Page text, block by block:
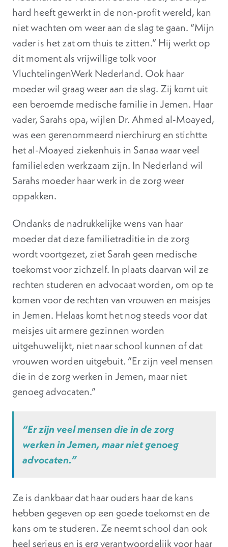
hard heeft gewerkt in de non-profit wereld, kan
niet wachten om weer aan de slag te gaan. “Mijn
vader is het zat om thuis te zitten.” Hij werkt op
dit moment als vrijwillige tolk voor
VluchtelingenWerk Nederland. Ook haar
moeder wil graag weer aan de slag. Zij komt uit
een beroemde medische familie in Jemen. Haar
vader, Sarahs opa, wijlen Dr. Ahmed al-Moayed,
was een gerenommeerd nierchirurg en stichtte
het al-Moayed ziekenhuis in Sanaa waar veel
familieleden werkzaam zijn. In Nederland wil
Sarahs moeder haar werk in de zorg weer
oppakken.
Ondanks de nadrukkelijke wens van haar
moeder dat deze familietraditie in de zorg
wordt voortgezet, ziet Sarah geen medische
toekomst voor zichzelf. In plaats daarvan wil ze
rechten studeren en advocaat worden, om op te
komen voor de rechten van vrouwen en meisjes
in Jemen. Helaas komt het nog steeds voor dat
meisjes uit armere gezinnen worden
uitgehuwelijkt, niet naar school kunnen of dat
vrouwen worden uitgebuit. “Er zijn veel mensen
die in de zorg werken in Jemen, maar niet
genoeg advocaten.”
“Er zijn veel mensen die in de zorg
werken in Jemen, maar niet genoeg
advocaten.”
Ze is dankbaar dat haar ouders haar de kans
hebben gegeven op een goede toekomst en de
kans om te studeren. Ze neemt school dan ook
heel serieus en is erg verantwoordelijk voor haar